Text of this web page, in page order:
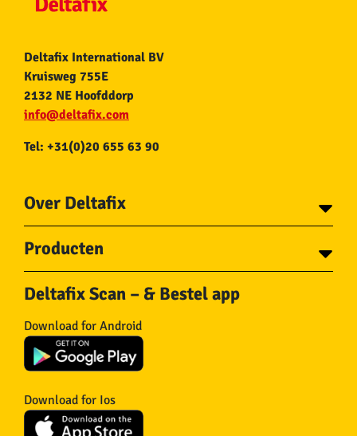
Deltafix International BV
Kruisweg 755E
2132 NE Hoofddorp
info@deltafix.com
Tel: +31(0)20 655 63 90
Over Deltafix
Voor gemeentes
Over Deltafix
Producten
Schroeven
Bouten
Draadnagels
Pluggen
Beslag
Haken
IJzerwaren
Ketting en Toebehoren
Deltafix Scan – & Bestel app
Download for Android
Download for Ios